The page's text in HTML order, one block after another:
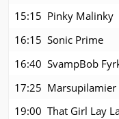
15:15 Pinky Malinky
16:15 Sonic Prime
16:40 SvampBob
17:25 Marsupilamier
19:00 That Girl Lay